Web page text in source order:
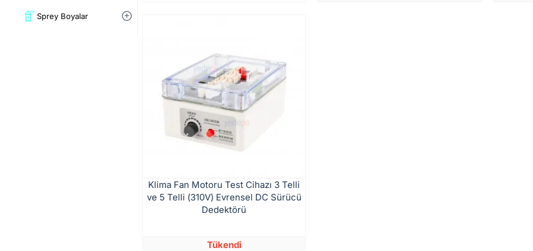
Sprey Boyalar
Klima Fan Motoru Test Cihazı 3 Telli
ve 5 Telli (310V) Evrensel DC Sürücü
Dedektörü
Tükendi